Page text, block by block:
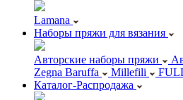
Lamana
Наборы пряжи для вязания
Авторские наборы пряжи
Zegna Baruffa
Millefili
Каталог-Распродажа